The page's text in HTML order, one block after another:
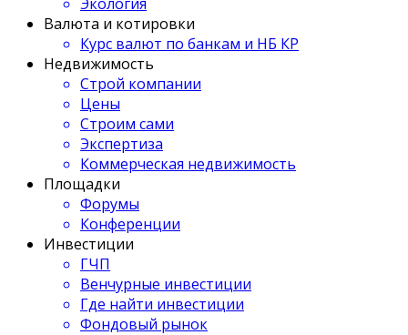
Валюта и котировки
Курс валют по банкам и НБ КР
Недвижимость
Строй компании
Цены
Строим сами
Экспертиза
Коммерческая недвижимость
Площадки
Форумы
Конференции
Инвестиции
ГЧП
Венчурные инвестиции
Где найти инвестиции
Фондовый рынок